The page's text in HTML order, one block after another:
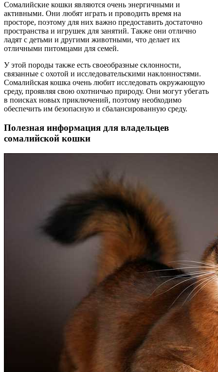
Сомалийские кошки являются очень энергичными и
активными. Они любят играть и проводить время на
просторе, поэтому для них важно предоставить достаточно
пространства и игрушек для занятий. Также они отлично
ладят с детьми и другими животными, что делает их
отличными питомцами для семей.
У этой породы также есть своеобразные склонности,
связанные с охотой и исследовательскими наклонностями.
Сомалийская кошка очень любит исследовать окружающую
среду, проявляя свою охотничью природу. Они могут убегать
в поисках новых приключений, поэтому необходимо
обеспечить им безопасную и сбалансированную среду.
Полезная информация для владельцев
сомалийской кошки